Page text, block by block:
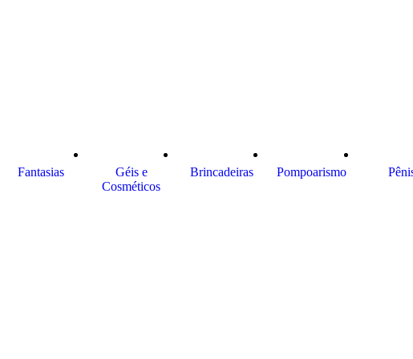
Fantasias
Géis e
Cosméticos
Brincadeiras Pompoarismo